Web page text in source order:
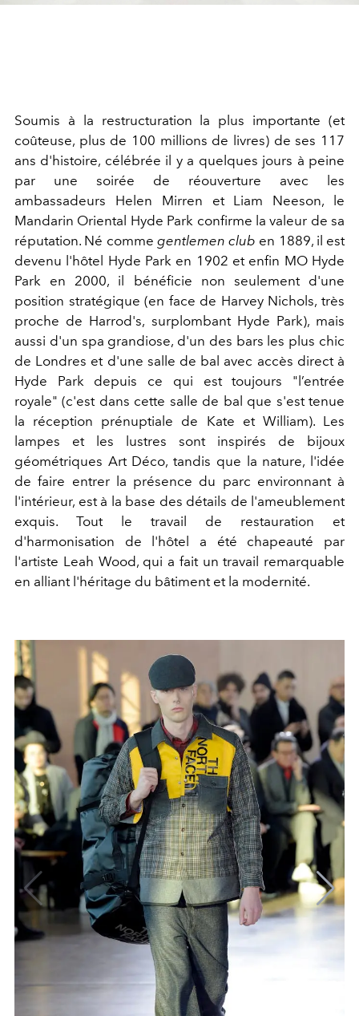
Soumis à la restructuration la plus importante (et
coûteuse, plus de 100 millions de livres) de ses 117
ans d'histoire, célébrée il y a quelques jours à peine
par une soirée de réouverture avec les
ambassadeurs Helen Mirren et Liam Neeson, le
Mandarin Oriental Hyde Park confirme la valeur de sa
réputation. Né comme gentlemen club en 1889, il est
devenu l'hôtel Hyde Park en 1902 et enfin MO Hyde
Park en 2000, il bénéficie non seulement d'une
position stratégique (en face de Harvey Nichols, très
proche de Harrod's, surplombant Hyde Park), mais
aussi d'un spa grandiose, d'un des bars les plus chic
de Londres et d'une salle de bal avec accès direct à
Hyde Park depuis ce qui est toujours "l’entrée
royale" (c'est dans cette salle de bal que s'est tenue
la réception prénuptiale de Kate et William). Les
lampes et les lustres sont inspirés de bijoux
géométriques Art Déco, tandis que la nature, l'idée
de faire entrer la présence du parc environnant à
l'intérieur, est à la base des détails de l'ameublement
exquis. Tout le travail de restauration et
d'harmonisation de l'hôtel a été chapeauté par
l'artiste Leah Wood, qui a fait un travail remarquable
en alliant l'héritage du bâtiment et la modernité.